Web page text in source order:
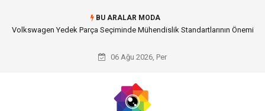
BU ARALAR MODA
Düğün Fotoğrafçısı Seçimiyle Geleceğe Nasıl Bir Miras Bırakacaksınız?
06 Ağu 2026, Per